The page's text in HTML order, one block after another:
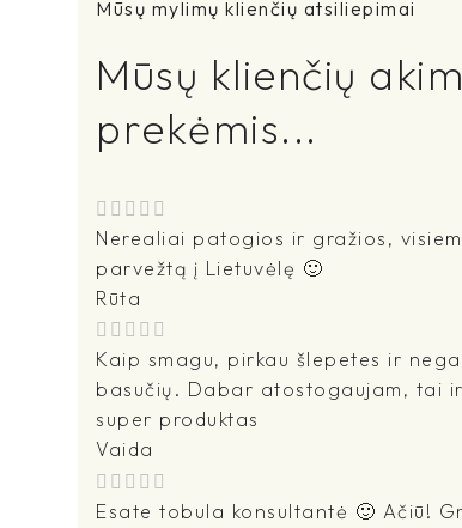
Mūsų mylimų klienčių atsiliepimai
Mūsų klienčių
prekėmis...
Nerealiai patogios ir gražios,
parvežtą į Lietuvėlę 🙂
Rūta
Kaip smagu, pirkau šlepetes ir
basučių. Dabar atostogaujam, tai
super produktas
Vaida
Esate tobula konsultantė 🙂 Ačiū!